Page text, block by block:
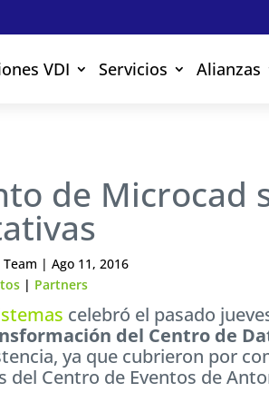
VDI Servicios Alianzas
de Microcad
|Ago 11, 2016
| Partners
celebró el pasado
del Centro de
ya que cubrieron por
del Centro de Eventos de